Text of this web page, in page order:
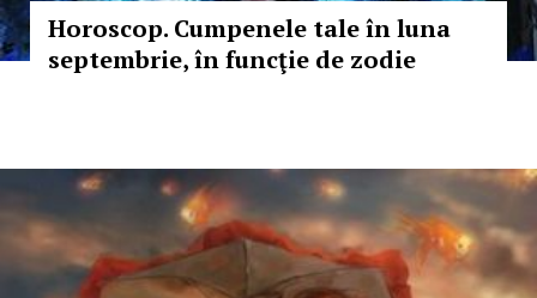
Horoscop. Cumpenele tale în luna
septembrie, în funcţie de zodie